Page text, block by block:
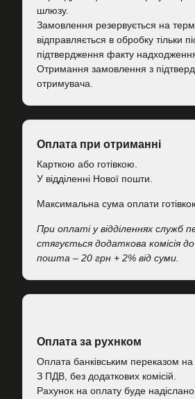
шлюзу.
Замовлення резервується на
відправляється в обробку тільки
підтвердження факту
Отримання замовлення з
отримувача.
Оплата при отриманні
Карткою або готівкою.
У відділенні Нової пошти.
Максимальна сума оплати
При оплаті у відділеннях служб
стягується додаткова комісія
пошта – 20 грн + 2% від суми.
Оплата за рухнком
Оплата банківським переказом на
З ПДВ, без додаткових комісій.
Рахунок на оплату буде